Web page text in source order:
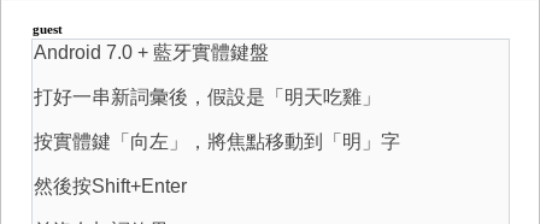
guest
Android 7.0 + 藍牙實體鍵盤
打好一串新詞彙後，假設是「明天吃雞」
按實體鍵「向左」，將焦點移動到「明」字
然後按Shift+Enter